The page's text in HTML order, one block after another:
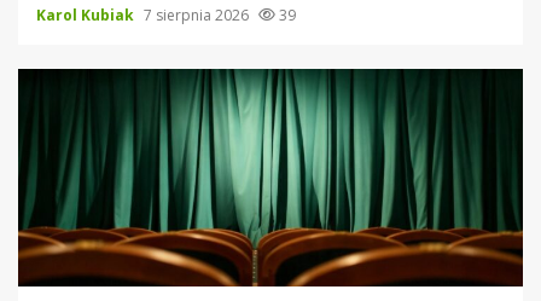
Karol Kubiak 7 sierpnia 2026 39